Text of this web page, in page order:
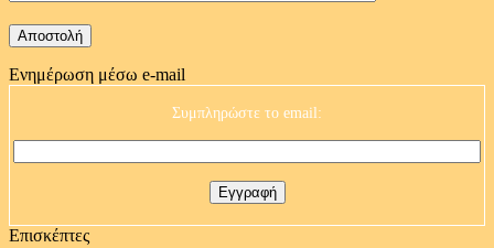
Ενημέρωση μέσω e-mail
Συμπληρώστε το email:
Επισκέπτες